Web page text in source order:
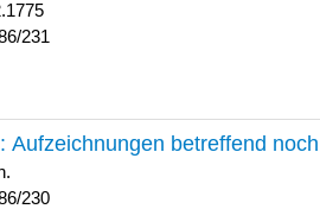
231
230 : Aufzeichnungen betreffend
230